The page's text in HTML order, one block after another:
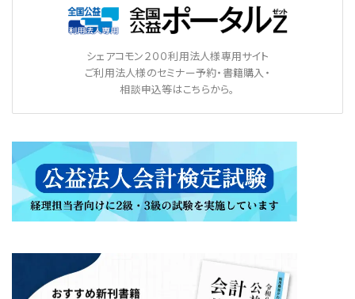
シェアコモン２００利用法人様専用サイト
ご利用法人様のセミナー予約・書籍購入・
相談申込等はこちらから。